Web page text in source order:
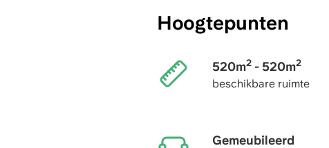
Hoogtepunten
520m2- 520m2
beschikbare ruimte
Gemeubileerd